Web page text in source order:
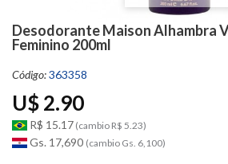
Desodorante Maison Alhambra
Feminino 200ml
Código:363358
U$ 2.90
R$ 15.17 (cambio R$ 5.23)
Gs. 17,690 (cambio Gs. 6,100)